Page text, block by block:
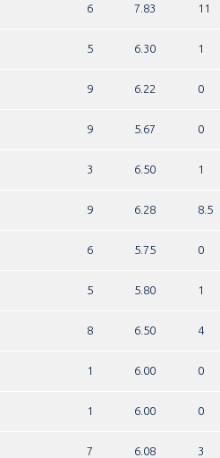
6 7.83 11
5 6.30 1
9 6.22 0
9 5.67 0
3 6.50 1
9 6.28 8.5
6 5.75 0
5 5.80 1
8 6.50 4
1 6.00 0
1 6.00 0
7 6.08 3